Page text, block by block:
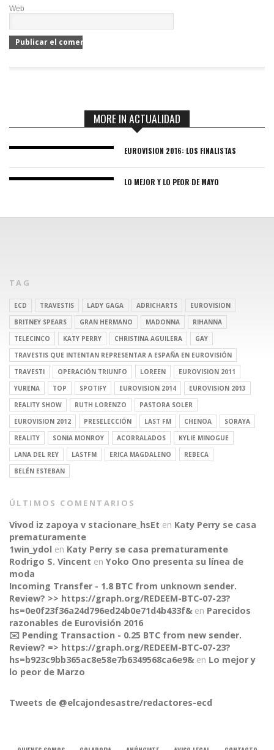
CONNECT
Web
MORE IN ACTUALIDAD
EUROVISION 2016: LOS FINALISTAS
LO MEJOR Y LO PEOR DE MAYO
TAG
ECD TRAVESTIS LADY GAGA ADRICHARTS
EUROVISION
BRITNEY SPEARS
GRAN HERMANO MADONNA
RIHANNA
TELECINCO
KATY PERRY CHRISTINA AGUILERA
GAY
TRAVESTIS QUE INTENTAN REPRESENTAR A ESPAÑA EN EUROVISIÓN
TRAVESTI
OPERACIÓN TRIUNFO LOREEN
EUROVISION 2011
YURENA
TOP SPOTIFY EUROVISION 2014
EUROVISION 2013
REALITY SHOW
RUTH LORENZO
PASTORA SOLER
EUROVISION 2012
PRESELECCIÓN LAST FM CHENOA
SORAYA
REALITY
SONIA MONROY ACORRALADOS
KYLIE MINOGUE
LANA DEL REY
LASTFM ERICA MAGDALENO
REBECA
BELÉN ESTEBAN
ÚLTIMOS COMENTARIOS
Vivod iz zapoya v stacionare_hsEt en Katy Perry se casa
prematuramente
1win_ydol en Katy Perry se casa prematuramente
Rodrigo S. Vincent en Yoko Ono presenta su línea de
moda
Incoming Transfer - 1.8 BTC from unknown sender.
Review? >> https://graph.org/REDEEM-BTC-07-23?
hs=0e0f23f36a24d796ed24b0e71d4b433f& en Parecidos
razonables de Eurovisión 2016
✉️ Pending Transaction - 0.25 BTC from new sender.
Review? => https://graph.org/REDEEM-BTC-07-23?
hs=b923c9bb365ac8e58e7b6349568ca6e9& en Lo mejor y
lo peor de Marzo
Tweets de @elcajondesastre/redactores-ecd